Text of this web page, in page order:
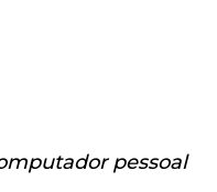
pessoal